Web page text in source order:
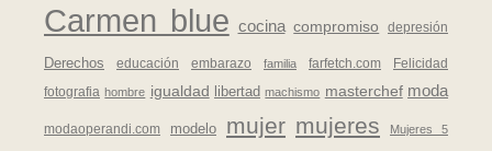
Carmen blue cocina compromiso depresión
Derechos educación embarazo familia farfetch.com
Felicidad
fotografia hombre igualdad libertad machismo masterchef moda
modaoperandi.com modelo mujer mujeres Mujeres 5